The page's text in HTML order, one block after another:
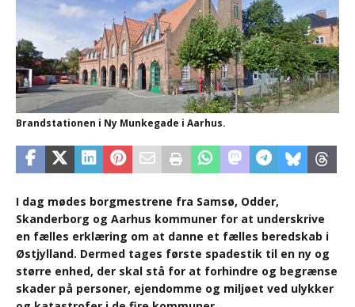
Brandstationen i Ny Munkegade i Aarhus.
I dag mødes borgmestrene fra Samsø, Odder,
Skanderborg og Aarhus kommuner for at underskrive
en fælles erklæring om at danne et fælles beredskab i
Østjylland. Dermed tages første spadestik til en ny og
større enhed, der skal stå for at forhindre og begrænse
skader på personer, ejendomme og miljøet ved ulykker